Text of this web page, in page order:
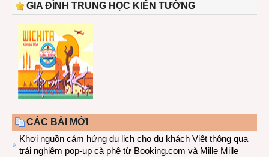
GIA ĐÌNH TRUNG HỌC KIẾN TƯỜNG
CÁC BÀI MỚI
Khơi nguồn cảm hứng du lịch cho du khách Việt thông qua
trải nghiệm pop-up cà phê từ Booking.com và Mille Mille